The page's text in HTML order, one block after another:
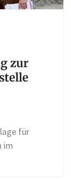
zur
für
im